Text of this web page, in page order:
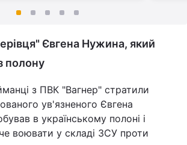
Євгена Нужина, який
полону
з ПВК "Вагнер" стратили
ув'язненого Євгена
в українському полоні і
воювати у складі ЗСУ проти